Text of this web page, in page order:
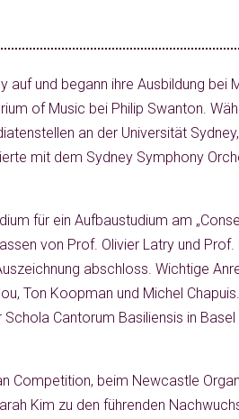
auf und begann ihre Ausbildung bei
of Music bei Philip Swanton.
an der Universität
mit dem Sydney Symphony
für ein Aufbaustudium am
von Prof. Olivier Latry und
abschloss. Wichtige
Ton Koopman und Michel
Cantorum Basiliensis in
Competition, beim Newcastle
Kim zu den führenden